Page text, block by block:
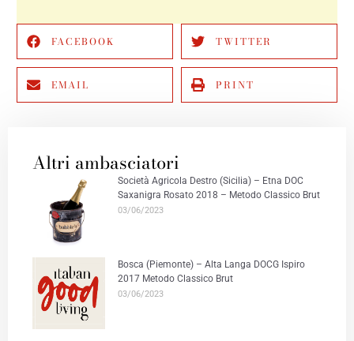
FACEBOOK TWITTER
EMAIL PRINT
Altri ambasciatori
Società Agricola Destro (Sicilia) – Etna DOC
Saxanigra Rosato 2018 – Metodo Classico Brut
03/06/2023
Bosca (Piemonte) – Alta Langa DOCG Ispiro
2017 Metodo Classico Brut
03/06/2023